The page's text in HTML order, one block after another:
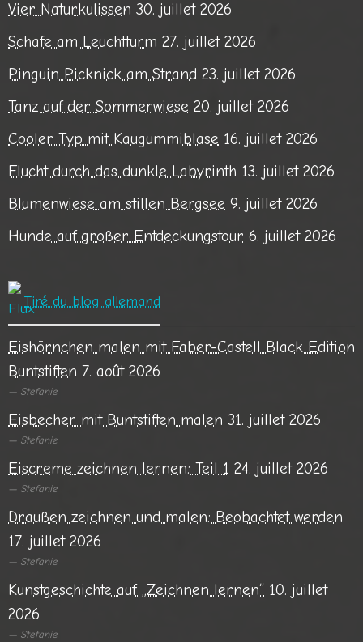
Vier Naturkulissen 30. juillet 2026
Schafe am Leuchtturm 27. juillet 2026
Pinguin Picknick am Strand 23. juillet 2026
Tanz auf der Sommerwiese 20. juillet 2026
Cooler Typ mit Kaugummiblase 16. juillet 2026
Flucht durch das dunkle Labyrinth 13. juillet 2026
Blumenwiese am stillen Bergsee 9. juillet 2026
Hunde auf großer Entdeckungstour 6. juillet 2026
Tiré du blog allemand
Eishörnchen malen mit Faber-Castell Black Edition
Buntstiften 7. août 2026
Stefanie
Eisbecher mit Buntstiften malen 31. juillet 2026
Stefanie
Eiscreme zeichnen lernen: Teil 1 24. juillet 2026
Stefanie
Draußen zeichnen und malen: Beobachtet werden
17. juillet 2026
Stefanie
Kunstgeschichte auf „Zeichnen lernen“ 10. juillet
2026
Stefanie